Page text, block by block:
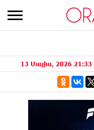
13 Մայիս, 2026 21:33